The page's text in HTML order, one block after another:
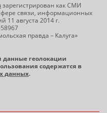
зарегистрирован как СМИ
связи, информационных
11 августа 2014 г.
правда – Калуга»
данные геолокации
содержатся в
данных.